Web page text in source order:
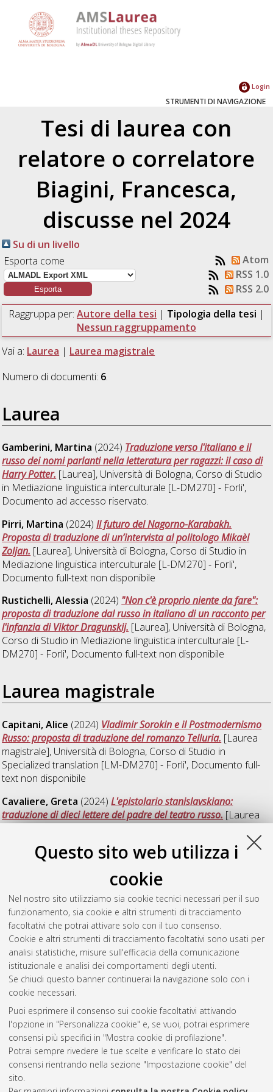
Questo sito web utilizza i
cookie
Nel nostro sito utilizziamo sia cookie tecnici necessari per il suo
funzionamento, sia cookie e altri strumenti di tracciamento
facoltativi che potrai attivare solo con il tuo consenso.
Cookie e altri strumenti di tracciamento facoltativi sono usati per
analisi statistiche, misure sull'efficacia della comunicazione
istituzionale e analisi dei comportamenti degli utenti.
Se chiudi questo banner continuerai la navigazione solo con i
cookie necessari.
Puoi esprimere il consenso sui cookie facoltativi attivando
l'opzione in "Personalizza cookie" e, se vuoi, potrai esprimere
consensi più specifici in "Mostra cookie di profilazione".
Potrai sempre rivedere le tue scelte e verificare lo stato dei
consensi rientrando nella sezione "Impostazione cookie" del
sito.
Login
STRUMENTI DI NAVIGAZIONE
Tesi di laurea con
relatore o correlatore
Biagini, Francesca,
discusse nel 2024
Su di un livello
Esporta come
Atom
RSS 1.0
RSS 2.0
Raggruppa per: Autore della tesi | Tipologia della tesi |
Nessun raggruppamento
Vai a: Laurea | Laurea magistrale
Numero di documenti: 6.
Laurea
Gamberini, Martina (2024) Traduzione verso l'italiano e il
russo dei nomi parlanti nella letteratura per ragazzi: il caso di
Harry Potter. [Laurea], Università di Bologna, Corso di Studio
in Mediazione linguistica interculturale [L-DM270] - Forli',
Documento ad accesso riservato.
Pirri, Martina (2024)Il futuro del Nagorno-Karabakh.
Proposta di traduzione di un’intervista al politologo Mikaèl
Zoljan. [Laurea], Università di Bologna, Corso di Studio in
Mediazione linguistica interculturale [L-DM270] - Forli',
Documento full-text non disponibile
Rustichelli, Alessia (2024) "Non c'è proprio niente da fare":
proposta di traduzione dal russo in italiano di un racconto per
l'infanzia di Viktor Dragunskij. [Laurea], Università di Bologna,
Corso di Studio in Mediazione linguistica interculturale [L-
DM270] - Forli', Documento full-text non disponibile
Laurea magistrale
Capitani, Alice (2024) Vladimir Sorokin e il Postmodernismo
Russo: proposta di traduzione del romanzo Telluria. [Laurea
magistrale], Università di Bologna, Corso di Studio in
Specialized translation [LM-DM270] - Forli', Documento full-
text non disponibile
Cavaliere, Greta (2024)L'epistolario stanislavskiano:
traduzione di dieci lettere del padre del teatro russo. [Laurea
, Documento full-
text non disponibile
(2024)Evaluating risk measures: a
Shortfall (ES).[Laurea magistrale], Università di Bologna,
Corso di Studio inGreening energy market and finance [LM-
DM270], Documento full-text non disponibile
Questa lista e' stata generata ilSat Aug 8 02:48:04 2026
CEST
Atom
Rss 1.0
Rss 2.0